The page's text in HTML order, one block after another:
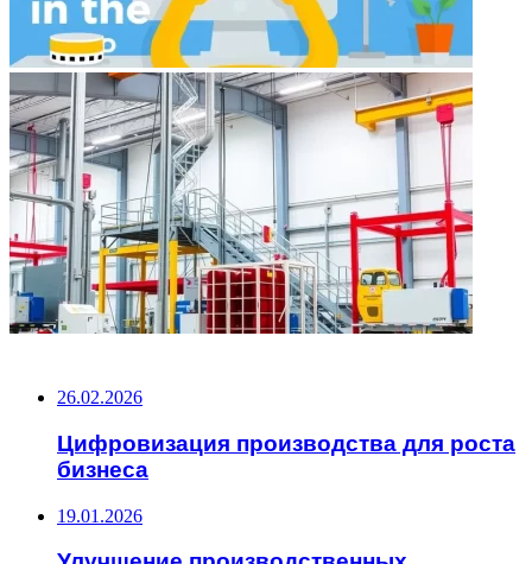
26.02.2026
Цифровизация производства для роста
бизнеса
19.01.2026